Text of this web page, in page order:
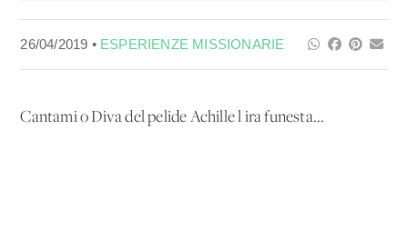
26/04/2019 • ESPERIENZE MISSIONARIE
Cantami o Diva del pelide Achille l'ira funesta...